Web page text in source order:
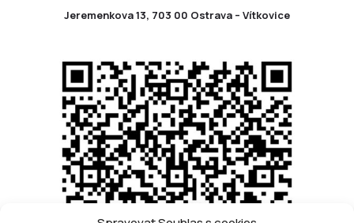
Jeremenkova 13, 703 00 Ostrava – Vítkovice